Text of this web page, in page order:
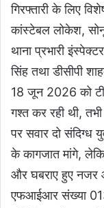
गिरफ्तारी के लिए
कांस्टेबल लोकेश,
थाना प्रभारी
सिंह तथा डीसीपी
18 जून 2026 को
गश्त कर रही थी,
पर सवार दो संदिग्ध
के कागजात मांगे,
और घबराए हुए नजर
एफआईआर संख्या